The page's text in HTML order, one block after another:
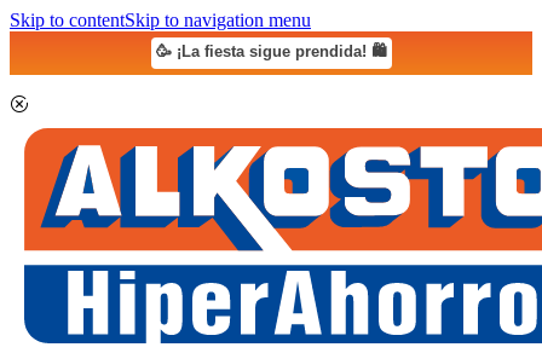
Skip to contentSkip to navigation menu
🥳 ¡La fiesta sigue prendida! 🛍️